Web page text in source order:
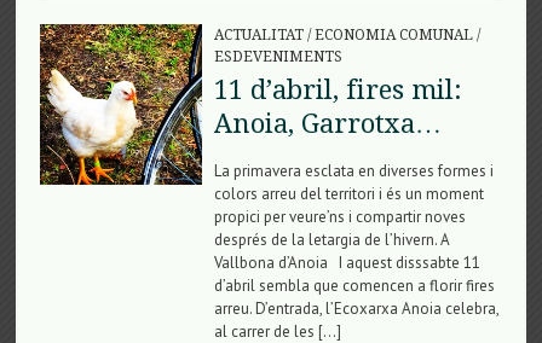
ACTUALITAT/ECONOMIA COMUNAL/
ESDEVENIMENTS
11 d’abril, fires mil:
Anoia, Garrotxa…
La primavera esclata en diverses formes i
colors arreu del territori i és un moment
propici per veure’ns i compartir noves
després de la letargia de l’hivern. A
Vallbona d’Anoia I aquest disssabte 11
d’abril sembla que comencen a florir fires
arreu. D’entrada, l’Ecoxarxa Anoia celebra,
al carrer de les […]